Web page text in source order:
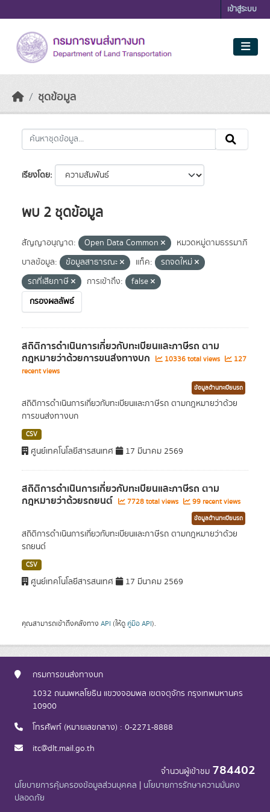
เข้าสู่ระบบ
ชุดข้อมูล
เรียงโดย
พบ 2 ชุดข้อมูล
สัญญาอนุญาต: Open Data Common
หมวดหมู่ตามธรรมาภิ
บาลข้อมูล:
ข้อมูลสาธารณะ แท็ค:
รถจดใหม่
รถที่เสียภาษี
การเข้าถึง:
false
กรองผลลัพธ์
สถิติการดำเนินการเกี่ยวกับทะเบียนและภาษีรถ ตาม
กฎหมายว่าด้วยการขนส่งทางบก 10336 total views
127
recent views
ข้อมูลด้านทะเบียนรถ
สถิติการดำเนินการเกี่ยวกับทะเบียนและภาษีรถ ตามกฎหมายว่าด้วย
การขนส่งทางบก
CSV
ศูนย์เทคโนโลยีสารสนเทศ 17 มีนาคม 2569
สถิติการดำเนินการเกี่ยวกับทะเบียนและภาษีรถ ตาม
กฎหมายว่าด้วยรถยนต์ 7728 total views 99 recent views
ข้อมูลด้านทะเบียนรถ
สถิติการดำเนินการเกี่ยวกับทะเบียนและภาษีรถ ตามกฎหมายว่าด้วย
รถยนต์
CSV
ศูนย์เทคโนโลยีสารสนเทศ 17 มีนาคม 2569
คุณสามารถเข้าถึงคลังทาง API (ให้ดู คู่มือ API).
กรมการขนส่งทางบก
1032 ถนนพหลโยธิน แขวงจอมพล เขตจตุจักร กรุงเทพมหานคร
10900
โทรศัพท์ (หมายเลขกลาง) : 0-2271-8888
itc@dlt.mail.go.th
จำนวนผู้เข้าชม 784402
นโยบายการคุ้มครองข้อมูลส่วนบุคคล | นโยบายการรักษาความมั่นคง
ปลอดภัย